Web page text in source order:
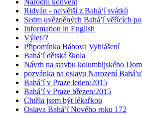
Národní konvent
Ridván - největší z Bahá‘í svátků
Sedm uvězněných Bahá’í věřících
Information in English
Výlet??
Připomínka Bábova Vyhlášení
Bahá’í dětská škola
Návrh na stavbu kolumbijského
pozvánka na oslavu Narození
Bahá’í v Praze leden/2015
Bahá’í v Praze březen/2015
Chtěla jsem být lékařkou
Oslava Bahá’í Nového roku 172